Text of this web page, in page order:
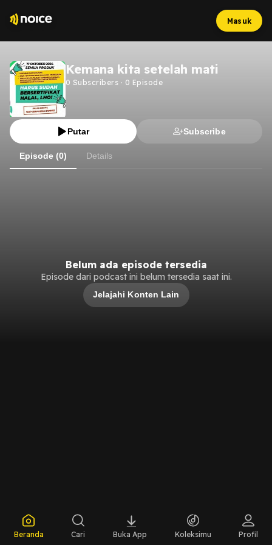
Masuk
Kemana kita setelah mati
0 Subscribers · 0 Episode
Putar Subscribe
Episode (0) Details
Belum ada episode tersedia
Episode dari podcast ini belum tersedia saat ini.
Jelajahi Konten Lain
Beranda Cari Buka App Koleksimu Profil